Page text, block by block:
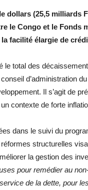
dollars (25,5 milliards
le Congo et le Fonds
facilité élargie de
le total des
d’administration
Il s’agit de
contexte de forte
dans le suivi du
structurelles
la gestion des
pour remédier au
de la dette, pour